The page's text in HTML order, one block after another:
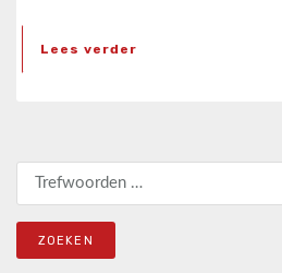
Lees verder
Zoeken naar: